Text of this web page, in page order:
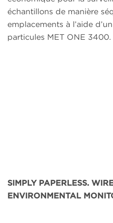
échantillons de manière
emplacements à l’aide
particules MET ONE 3400.
SIMPLY PAPERLESS.
ENVIRONMENTAL